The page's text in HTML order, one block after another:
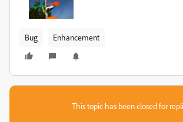
Bug Enhancement
This topic has been closed for